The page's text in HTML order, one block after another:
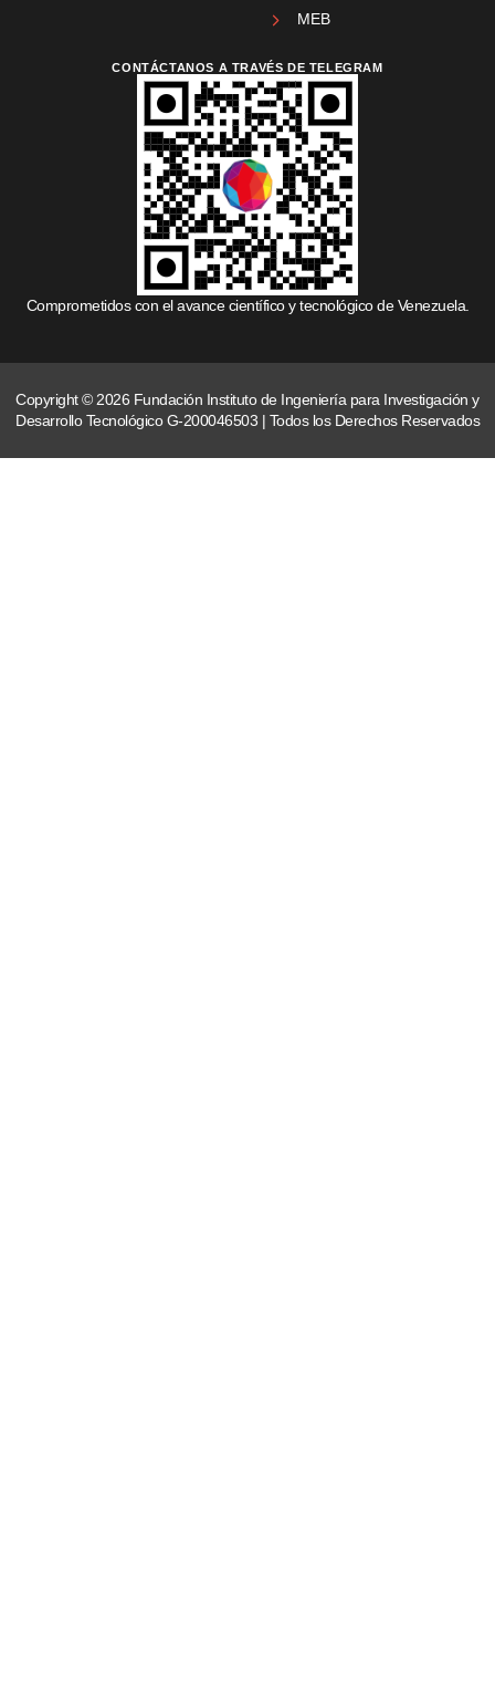
MEB
CONTÁCTANOS A TRAVÉS DE TELEGRAM
Comprometidos con el avance científico y tecnológico de Venezuela.
Copyright © 2026 Fundación Instituto de Ingeniería para Investigación y
Desarrollo Tecnológico G-200046503 | Todos los Derechos Reservados